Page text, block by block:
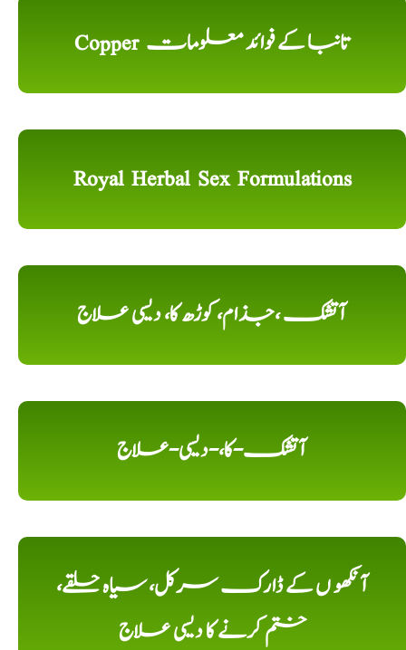
Copper تانبا کے فوائد معلومات
Royal Herbal Sex Formulations
آتشک ،جذام، کوڑھ کا، دیسی علاج
آتشک-کا،-دیسی-علاج
آنکھو ں کے ڈارک سرکل، سیاہ حلقے،
ختم کرنے کا دیسی علاج